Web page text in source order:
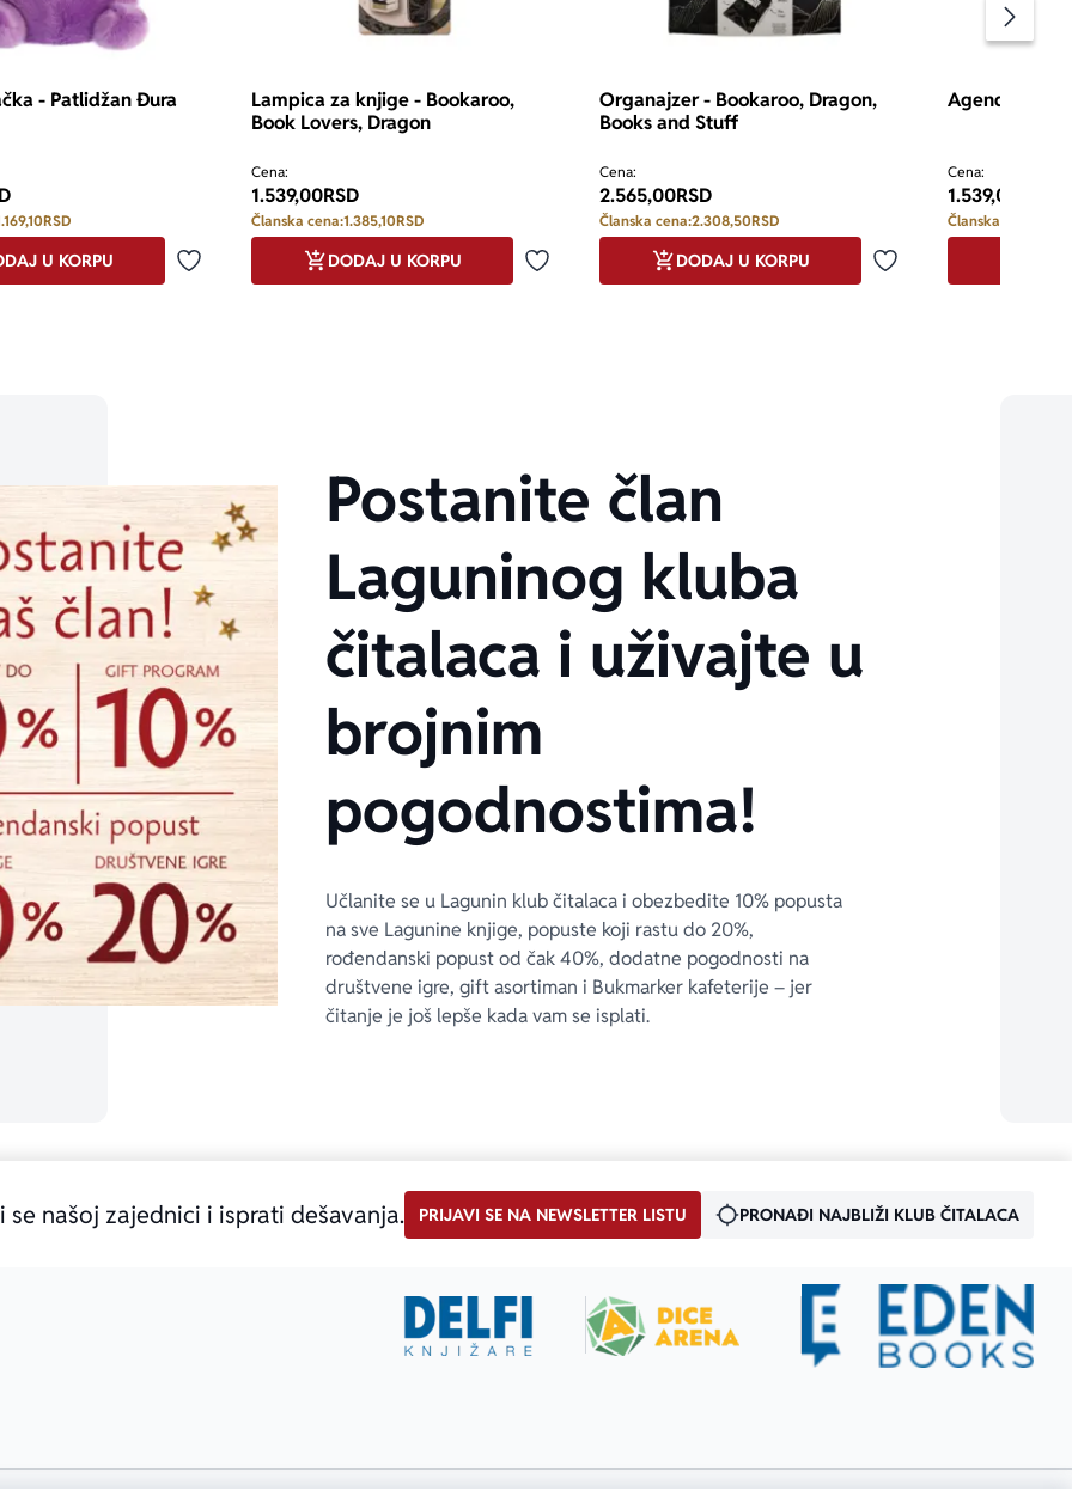
- Patlidžan Đura
RSD
Dodaj u omiljene
U KORPU
Lampica za knjige - Bookaroo,
Book Lovers, Dragon
Cena:
1.539,00RSD
Članska cena:1.385,10RSD
Dodaj u omiljene
DODAJ U KORPU
Organajzer - Bookaroo, Dragon,
Books and Stuff
Cena:
2.565,00RSD
Članska cena:2.308,50RSD
Dodaj u omiljene
DODAJ U KORPU
Agenda A5 -
Cena:
1.539,00
Članska cena:
Postanite član
Laguninog kluba
čitalaca i uživajte u
brojnim
pogodnostima!
Učlanite se u Lagunin klub čitalaca i obezbedite 10% popusta
na sve Lagunine knjige, popuste koji rastu do 20%,
rođendanski popust od čak 40%, dodatne pogodnosti na
društvene igre, gift asortiman i Bukmarker kafeterije – jer
čitanje je još lepše kada vam se isplati.
se našoj zajednici i isprati dešavanja. PRIJAVI SE NA NEWSLETTER LISTU PRONAĐI NAJBLIŽI KLUB ČITALACA